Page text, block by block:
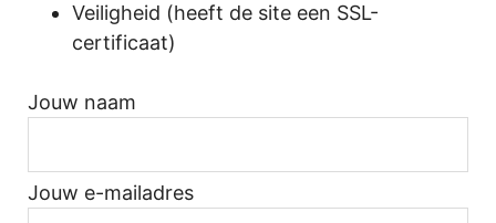
Veiligheid (heeft de site een SSL-
certificaat)
Jouw naam
Jouw e-mailadres